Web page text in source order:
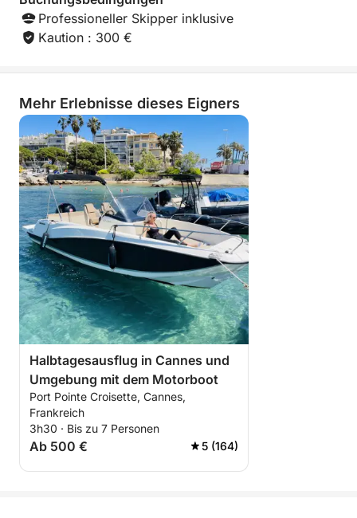
Professioneller Skipper inklusive
Kaution : 300 €
Mehr Erlebnisse dieses Eigners
Halbtagesausflug in Cannes und
Umgebung mit dem Motorboot
Port Pointe Croisette, Cannes,
Frankreich
3h30 · Bis zu 7 Personen
Ab 500 € 5 (164)